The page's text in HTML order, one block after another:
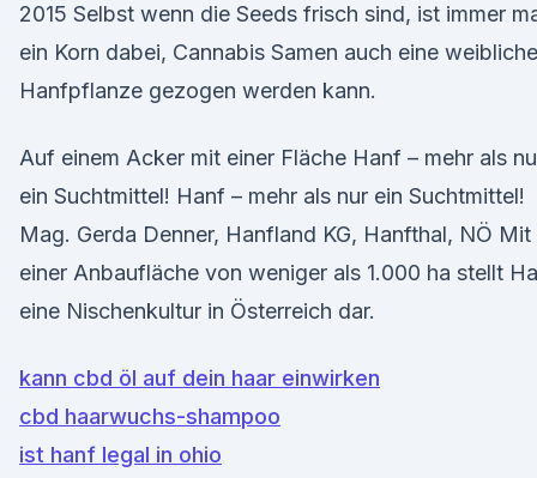
2015 Selbst wenn die Seeds frisch sind, ist immer
ein Korn dabei, Cannabis Samen auch eine weibliche
Hanfpflanze gezogen werden kann.
Auf einem Acker mit einer Fläche Hanf – mehr als
ein Suchtmittel! Hanf – mehr als nur ein Suchtmittel!
Mag. Gerda Denner, Hanfland KG, Hanfthal, NÖ Mit
einer Anbaufläche von weniger als 1.000 ha stellt
eine Nischenkultur in Österreich dar.
kann cbd öl auf dein haar einwirken
cbd haarwuchs-shampoo
ist hanf legal in ohio